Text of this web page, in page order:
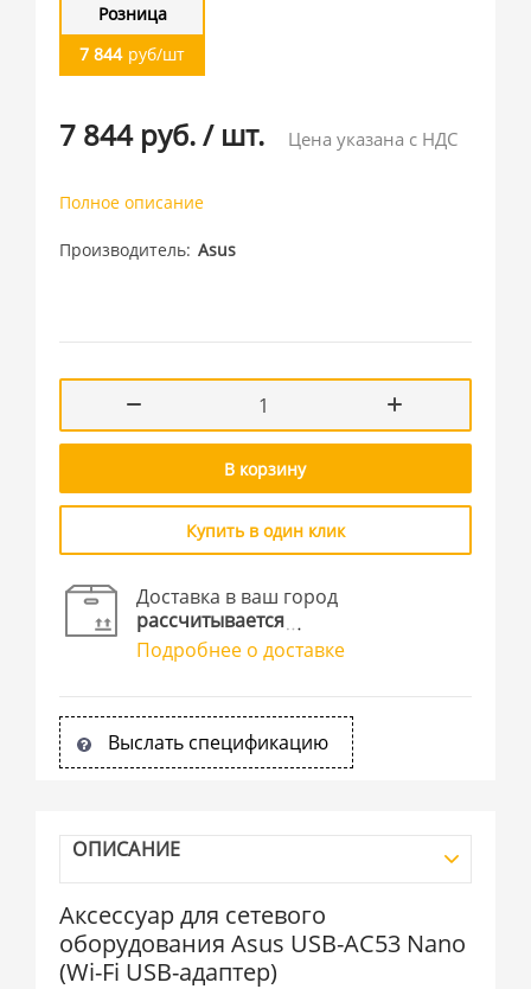
Розница
7 844 руб/шт
7 844 руб./ шт. Цена указана с НДС
Полное описание
Производитель Asus
В корзину
Купить в один клик
Доставка в ваш город
рассчитывается
Подробнее о доставке
Выслать спецификацию
ОПИСАНИЕ
Аксессуар для сетевого
оборудования Asus USB-AC53 Nano
(Wi-Fi USB-адаптер)